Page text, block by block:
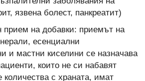
язвена болест, панкреатит)
прием на добавки: приемът на
есенциални
и мастни киселини се назначава
които не си набавят
количества с храната, имат